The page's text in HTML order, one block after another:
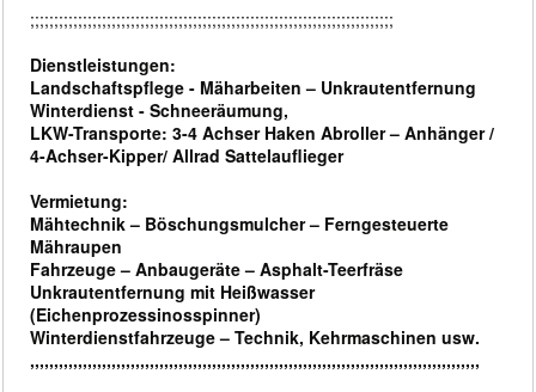
;;;;;;;;;;;;;;;;;;;;;;;;;;;;;;;;;;;;;;;;;;;;;;;;;;;;;;;;;;;;;;;;;;;;;;;;;;;;
Dienstleistungen:
Landschaftspflege - Mäharbeiten – Unkrautentfernung
Winterdienst - Schneeräumung,
LKW-Transporte: 3-4 Achser Haken Abroller – Anhänger /
4-Achser-Kipper/ Allrad Sattelauflieger
Vermietung:
Mähtechnik – Böschungsmulcher – Ferngesteuerte
Mähraupen
Fahrzeuge – Anbaugeräte – Asphalt-Teerfräse
Unkrautentfernung mit Heißwasser
(Eichenprozessinosspinner)
Winterdienstfahrzeuge – Technik, Kehrmaschinen usw.
,,,,,,,,,,,,,,,,,,,,,,,,,,,,,,,,,,,,,,,,,,,,,,,,,,,,,,,,,,,,,,,,,,,,,,,,,,,,,,,,,,,,,,,,,,,,,,